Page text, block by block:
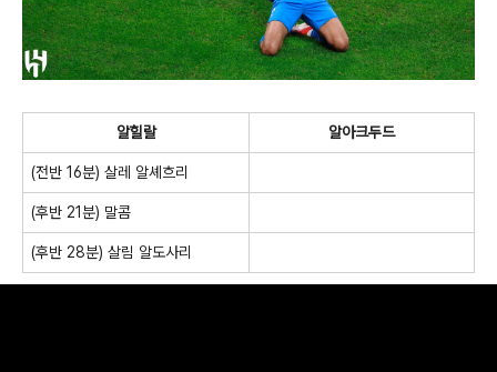
알힐랄 알아크두드
(전반 16분) 살레 알셰흐리
(후반 21분) 말콤
(후반 28분) 살림 알도사리